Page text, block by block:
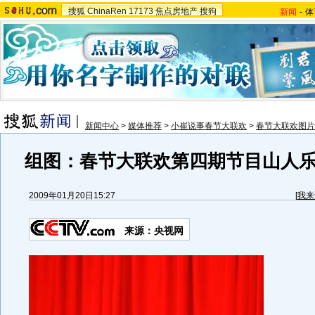
搜狐 ChinaRen 17173 焦点房地产 搜狗 新闻 -
新闻中心 > 媒体推荐 > 小崔说事春节大联欢 > 春节大联欢图片
组图：春节大联欢第四期节目山人
2009年01月20日15:27 [我
来源：央视网